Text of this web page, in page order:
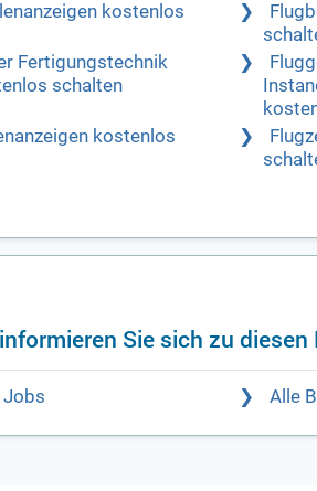
kostenlos
Fertigungstechnik
schalten
kostenlos
Sie sich zu diesen
Alle